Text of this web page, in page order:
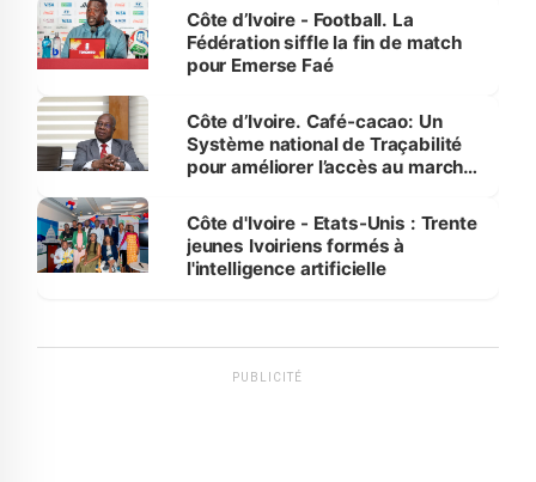
Côte d’Ivoire - Football. La
Fédération siffle la fin de match
pour Emerse Faé
Côte d’Ivoire. Café-cacao: Un
Système national de Traçabilité
pour améliorer l’accès au marché
Côte d'Ivoire - Etats-Unis : Trente
jeunes Ivoiriens formés à
l'intelligence artificielle
PUBLICITÉ